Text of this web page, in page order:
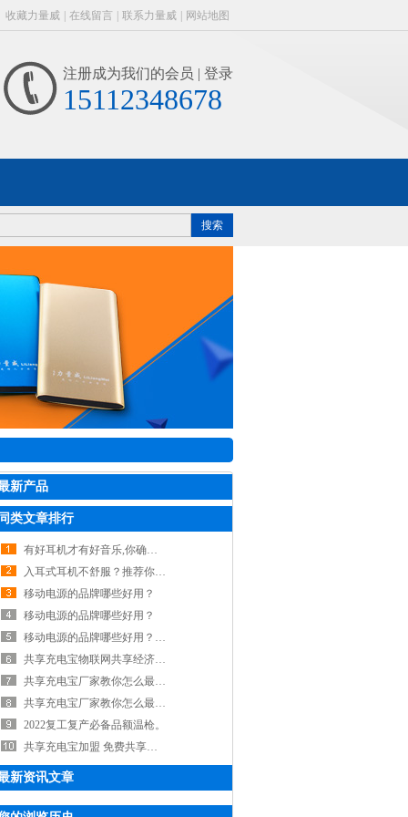
收藏力量威 在线留言 联系力量威 网站地图
注册成为我们的会员 | 登录
15112348678
新产品
同类文章排行
有好耳机才有好音乐,你确定用对耳机了吗？
入耳式耳机不舒服？推荐你看看这款耳夹式骨传导耳机,,tws蓝牙耳机加工,tws蓝牙耳机
移动电源的品牌哪些好用？
移动电源的品牌哪些好用？
移动电源的品牌哪些好用？,移动电源定制 充电宝生产厂家
共享充电宝物联网共享经济行业为何这么火
共享充电宝厂家教你怎么最赚钱的点在哪里？
共享充电宝厂家教你怎么最赚钱的点在哪里？
2022复工复产必备品额温枪。
共享充电宝加盟 免费共享充电宝加盟 共享充电宝加盟排名
新资讯文章